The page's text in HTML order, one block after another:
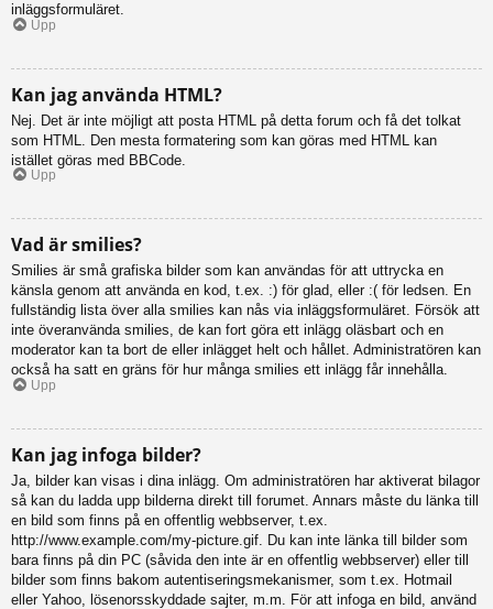
inläggsformuläret.
Upp
Kan jag använda HTML?
Nej. Det är inte möjligt att posta HTML på detta forum och få det tolkat
som HTML. Den mesta formatering som kan göras med HTML kan
istället göras med BBCode.
Upp
Vad är smilies?
Smilies är små grafiska bilder som kan användas för att uttrycka en
känsla genom att använda en kod, t.ex. :) för glad, eller :( för ledsen. En
fullständig lista över alla smilies kan nås via inläggsformuläret. Försök att
inte överanvända smilies, de kan fort göra ett inlägg oläsbart och en
moderator kan ta bort de eller inlägget helt och hållet. Administratören kan
också ha satt en gräns för hur många smilies ett inlägg får innehålla.
Upp
Kan jag infoga bilder?
Ja, bilder kan visas i dina inlägg. Om administratören har aktiverat bilagor
så kan du ladda upp bilderna direkt till forumet. Annars måste du länka till
en bild som finns på en offentlig webbserver, t.ex.
http://www.example.com/my-picture.gif. Du kan inte länka till bilder som
bara finns på din PC (såvida den inte är en offentlig webbserver) eller till
bilder som finns bakom autentiseringsmekanismer, som t.ex. Hotmail
eller Yahoo, lösenorsskyddade sajter, m.m. För att infoga en bild, använd